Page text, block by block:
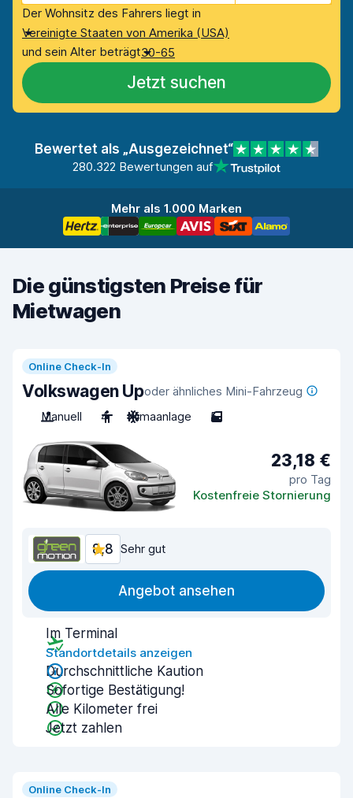
Der Wohnsitz des Fahrers liegt in
Vereinigte Staaten von Amerika (USA)
und sein Alter beträgt30-65
Jetzt suchen
Bewertet als „Ausgezeichnet“
280.322 Bewertungen auf
Mehr als 1.000 Marken
Die günstigsten Preise für
Mietwagen
Online Check-In
Volkswagen Upoder ähnliches Mini-Fahrzeug
Manuell
4 Klimaanlage 5
23,18 €
pro Tag
Kostenfreie Stornierung
8,8 Sehr gut
Angebot ansehen
Im Terminal
Standortdetails anzeigen
Durchschnittliche Kaution
Sofortige Bestätigung!
Alle Kilometer frei
Jetzt zahlen
Online Check-In